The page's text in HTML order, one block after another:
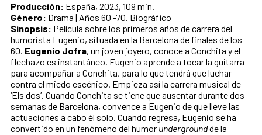
Producción: España, 2023, 109 min.
Género: Drama | Años 60 -70. Biográfico
Sinopsis: Película sobre los primeros años de carrera del
humorista Eugenio, situada en la Barcelona de finales de los
60. Eugenio Jofra, un joven joyero, conoce a Conchita y el
flechazo es instantáneo. Eugenio aprende a tocar la guitarra
para acompañar a Conchita, para lo que tendrá que luchar
contra el miedo escénico. Empieza así la carrera musical de
‘Els dos’. Cuando Conchita se tiene que ausentar durante dos
semanas de Barcelona, convence a Eugenio de que lleve las
actuaciones a cabo él solo. Cuando regresa, Eugenio se ha
convertido en un fenómeno del humor undergroundde la